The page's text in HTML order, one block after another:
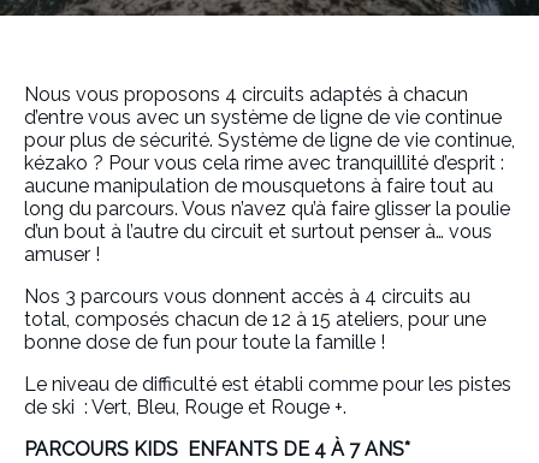
Nous vous proposons 4 circuits adaptés à chacun
d’entre vous avec un système de ligne de vie continue
pour plus de sécurité. Système de ligne de vie continue,
kézako ? Pour vous cela rime avec tranquillité d’esprit :
aucune manipulation de mousquetons à faire tout au
long du parcours. Vous n’avez qu’à faire glisser la poulie
d’un bout à l’autre du circuit et surtout penser à… vous
amuser !
Nos 3 parcours vous donnent accès à 4 circuits au
total, composés chacun de 12 à 15 ateliers, pour une
bonne dose de fun pour toute la famille !
Le niveau de difficulté est établi comme pour les pistes
de ski : Vert, Bleu, Rouge et Rouge +.
PARCOURS KIDS ENFANTS DE 4 À 7 ANS*